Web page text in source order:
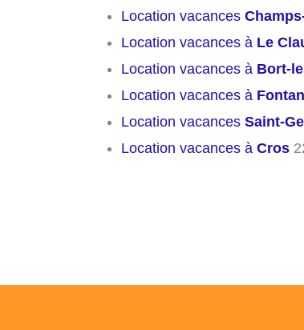
Location vacances
Location vacances à Le
Location vacances à Bort-
Location vacances à
Location vacances Saint-
Location vacances à Cros